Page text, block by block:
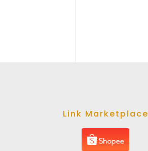
Link Marketplace